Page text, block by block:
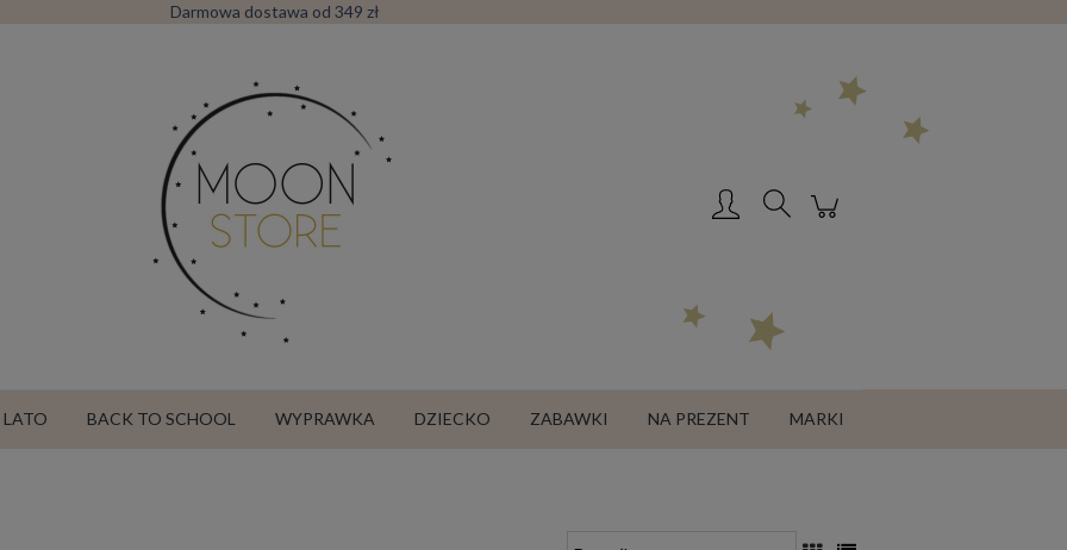
Darmowa dostawa od 349 zł
LATO BACK TO SCHOOL WYPRAWKA DZIECKO ZABAWKI NA PREZENT MARKI